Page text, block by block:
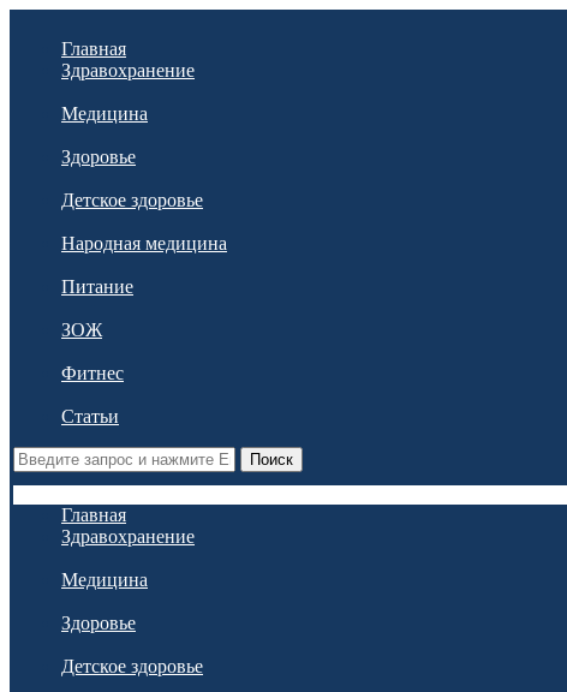
Главная
Здравохранение
Медицина
Здоровье
Детское здоровье
Народная медицина
Питание
ЗОЖ
Фитнес
Статьи
Поиск
Главная
Здравохранение
Медицина
Здоровье
Детское здоровье